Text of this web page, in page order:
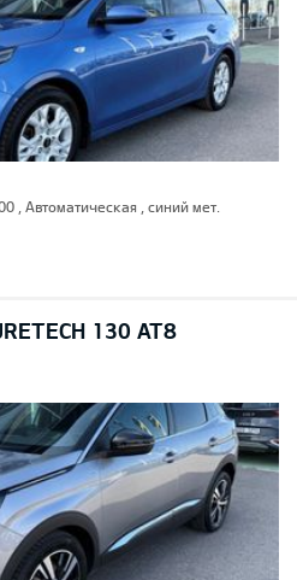
, Автоматическая , синий мет.
130 AT8